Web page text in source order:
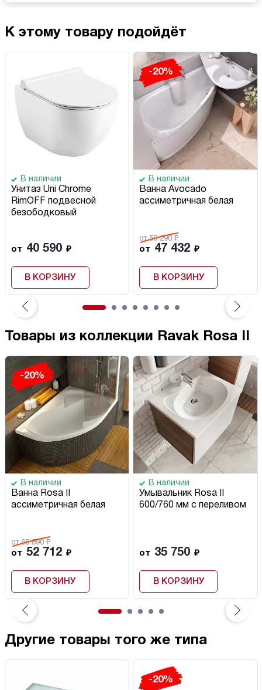
К этому товару подойдёт
В наличии
Унитаз Uni Chrome
RimOFF подвесной
безободковый
от 40 590 ₽
В КОРЗИНУ
-20%
В наличии
Ванна Avocado
ассиметричная белая
от 59 290 ₽
от 47 432 ₽
В КОРЗИНУ
Товары из коллекции Ravak Rosa II
-20%
В наличии
Ванна Rosa II
ассиметричная белая
от 65 890 ₽
от 52 712 ₽
В КОРЗИНУ
В наличии
Умывальник Rosa II
600/760 мм с переливом
от 35 750 ₽
В КОРЗИНУ
Другие товары того же типа
-20%